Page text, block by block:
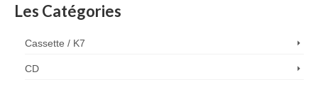
Les Catégories
Cassette / K7
CD